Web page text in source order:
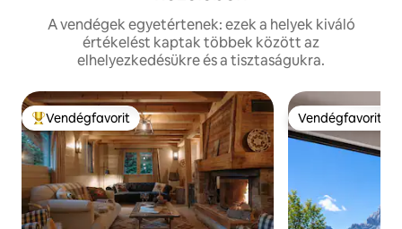
A vendégek egyetértenek: ezek a helyek kiváló
értékelést kaptak többek között az
elhelyezkedésükre és a tisztaságukra.
Kiemelt vendégfavorit
Vendégfavorit Vendégfavorit
Vendégfavorit